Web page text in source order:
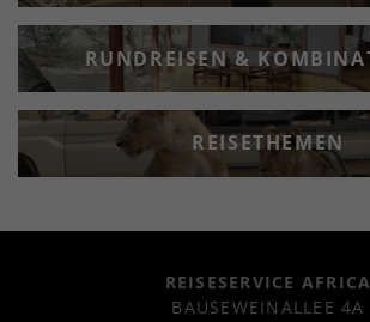
RUNDREISEN &
REISETHEMEN
REISESERVICE AFRICA
BAUSEWEINALLEE 4A